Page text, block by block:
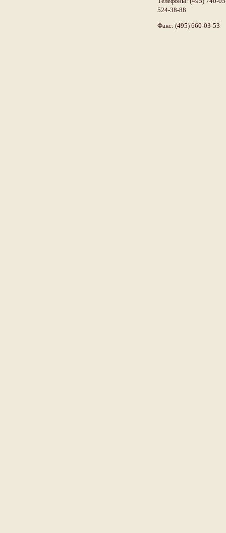
524-38-88
Факс: (495) 660-03-53